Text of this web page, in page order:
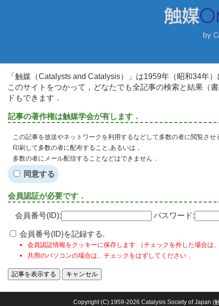
「触媒（Catalysts and Catalysis）」は1959年（昭和34年
このサイトをつかって，どなたでも全記事の検索と結果（
ドもできます．
記事の著作権は触媒学会が有します．
この記事を放送やネットワークを利用するなどして多数の者に閲覧させ
印刷して多数の者に配布すること,あるいは，
多数の者にメール配信することなどはできません．
同意する
会員認証が必要です．
会員番号(ID): パスワード:
会員番号(ID)を記録する.
会員認証情報をクッキーに保存します.（チェックを外した場合は
共用のパソコンの場合は、チェックをはずしてください．
Copyright (C) 1959-2026 Catalysis Society of Japan (